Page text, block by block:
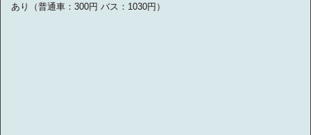
あり（普通車：300円 バス：1030円）